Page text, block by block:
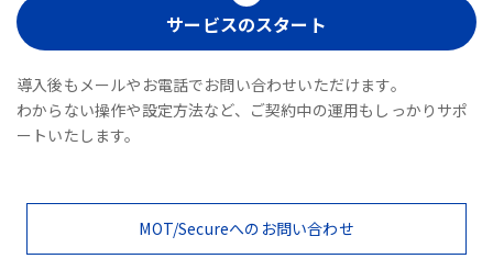
サービスのスタート
導入後もメールやお電話でお問い合わせいただけます。
わからない操作や設定方法など、ご契約中の運用もしっかりサポ
ートいたします。
MOT/Secureへのお問い合わせ